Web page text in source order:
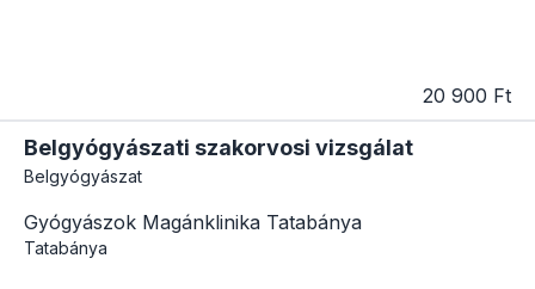
20 900 Ft
Belgyógyászati szakorvosi vizsgálat
Belgyógyászat
Gyógyászok Magánklinika Tatabánya
Tatabánya